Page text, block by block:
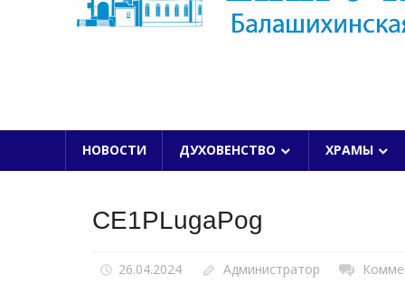
НОВОСТИ ДУХОВЕНСТВО ХРАМЫ
CE1PLugaPog
26.04.2024 Администратор